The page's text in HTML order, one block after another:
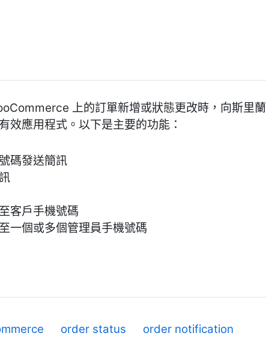
上的訂單新增或狀態更改時，向斯里
效應用程式。以下是主要的功能：
碼發送簡訊
客戶手機號碼
一個或多個管理員手機號碼
order status order notification